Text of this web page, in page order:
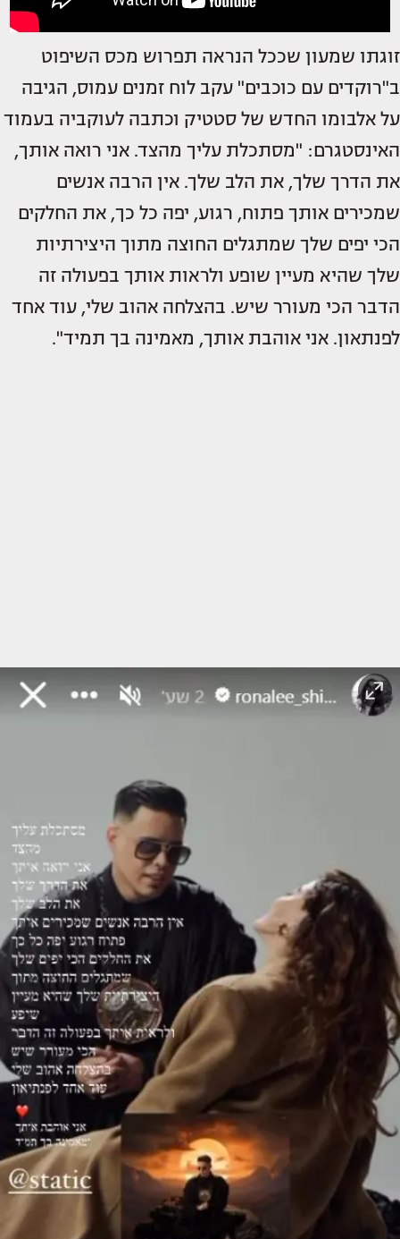
זוגתו שמעון שככל הנראה תפרוש מכס השיפוט
ב"רוקדים עם כוכבים" עקב לוח זמנים עמוס, הגיבה
על אלבומו החדש של סטטיק וכתבה לעוקביה בעמוד
האינסטגרם: "מסתכלת עליך מהצד. אני רואה אותך,
את הדרך שלך, את הלב שלך. אין הרבה אנשים
שמכירים אותך פתוח, רגוע, יפה כל כך, את החלקים
הכי יפים שלך שמתגלים החוצה מתוך היצירתיות
שלך שהיא מעיין שופע ולראות אותך בפעולה זה
הדבר הכי מעורר שיש. בהצלחה אהוב שלי, עוד אחד
לפנתאון. אני אוהבת אותך, מאמינה בך תמיד".